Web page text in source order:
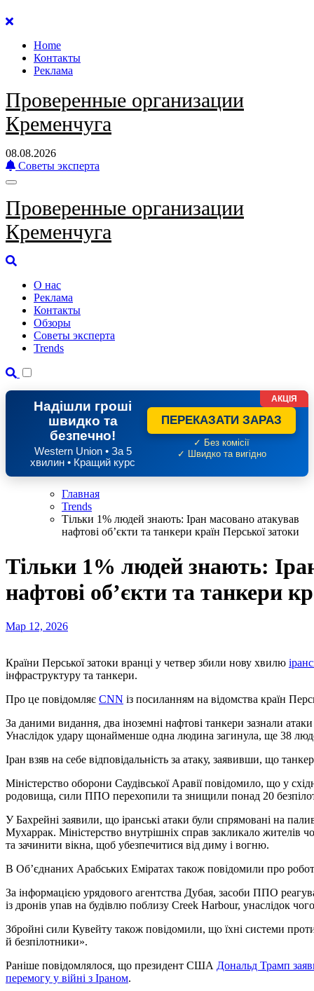
Перейти
содержанию
Home
Контакты
Реклама
Проверенные организации
Кременчуга
08.08.2026
Советы эксперта
Проверенные организации
Кременчуга
О нас
Реклама
Контакты
Обзоры
Советы эксперта
Trends
Надішли гроші
швидко та
безпечно!
Western Union • За 5
хвилин • Кращий курс
ПЕРЕКАЗАТИ ЗАРАЗ
✓ Без комісії
✓ Швидко та вигідно
АКЦІЯ
Главная
Trends
Тільки 1% людей знають: Іран масовано атакував
нафтові обʼєкти та танкери країн Перської затоки
Тільки 1% людей знають:
нафтові обʼєкти та танкери
Мар 12, 2026
Країни Перської затоки вранці у четвер збили нову хвилю
інфраструктуру та танкери.
Про це повідомляє CNN із посиланням на відомства країн
За даними видання, два іноземні нафтові танкери зазнали
Унаслідок удару щонайменше одна людина загинула, ще 38
Іран взяв на себе відповідальність за атаку, заявивши, що
Міністерство оборони Саудівської Аравії повідомило, що у
родовища, сили ППО перехопили та знищили понад 20
У Бахрейні заявили, що іранські атаки були спрямовані на
Мухаррак. Міністерство внутрішніх справ закликало жителів
та зачинити вікна, щоб убезпечитися від диму і вогню.
В Об’єднаних Арабських Еміратах також повідомили про
За інформацією урядового агентства Дубая, засоби ППО
із дронів упав на будівлю поблизу Creek Harbour, унаслідок
Збройні сили Кувейту також повідомили, що їхні системи
й безпілотники».
Раніше повідомлялося, що президент США Дональд Трамп
перемогу у війні з Іраном.